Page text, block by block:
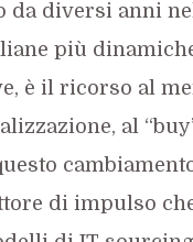
da diversi anni
più
è il ricorso al
al
di impulso